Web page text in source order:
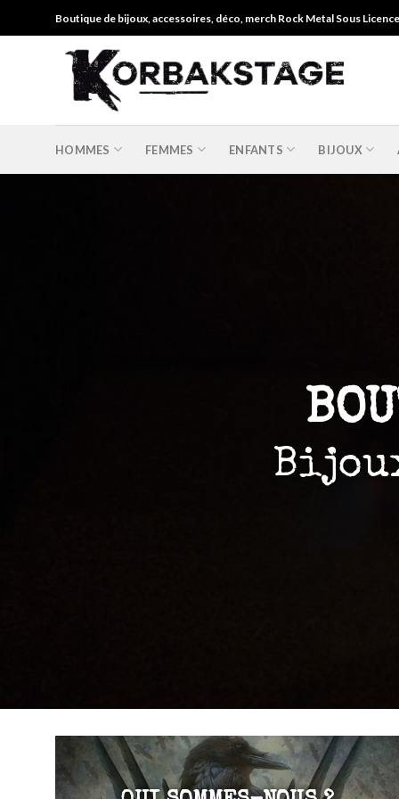
to
Boutique de bijoux, accessoires, déco, merch Rock Metal Sous
HOMMES FEMMES ENFANTS BIJOUX